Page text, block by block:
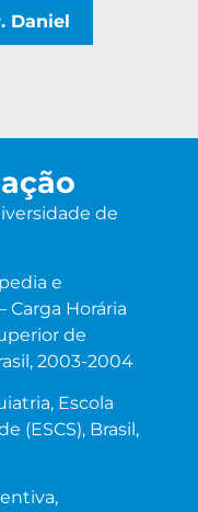
Daniel
de
e
Horária
de
2003-2004
Escola
(ESCS), Brasil,